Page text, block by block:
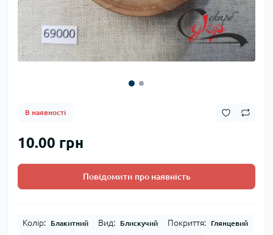
В наявності
10.00 грн
Повідомити про наявність
Колір: Блакитний Вид: Блискучий Покриття: Глянцевий